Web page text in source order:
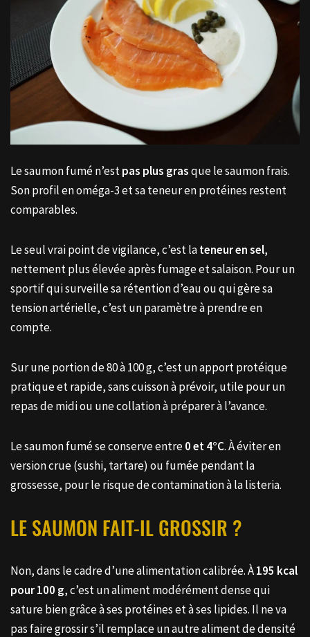
Le saumon fumé n’estpas plus grasque le saumon frais.
Son profil en oméga-3 et sa teneur en protéines restent
comparables.
Le seul vrai point de vigilance, c’est lateneur en sel,
nettement plus élevée après fumage et salaison. Pour un
sportif qui surveille sa rétention d’eau ou qui gère sa
tension artérielle, c’est un paramètre à prendre en
compte.
Sur une portion de 80 à 100 g, c’est un apport protéique
pratique et rapide, sans cuisson à prévoir, utile pour un
repas de midi ou une collation à préparer à l’avance.
Le saumon fumé se conserve entre0 et 4°C. À éviter en
version crue (sushi, tartare) ou fumée pendant la
grossesse, pour le risque de contamination à la listeria.
LE SAUMON FAIT-IL GROSSIR ?
Non, dans le cadre d’une alimentation calibrée. À195 kcal
pour 100 g, c’est un aliment modérément dense qui
sature bien grâce à ses protéines et à ses lipides. Il ne va
pas faire grossir s’il remplace un autre aliment de densité